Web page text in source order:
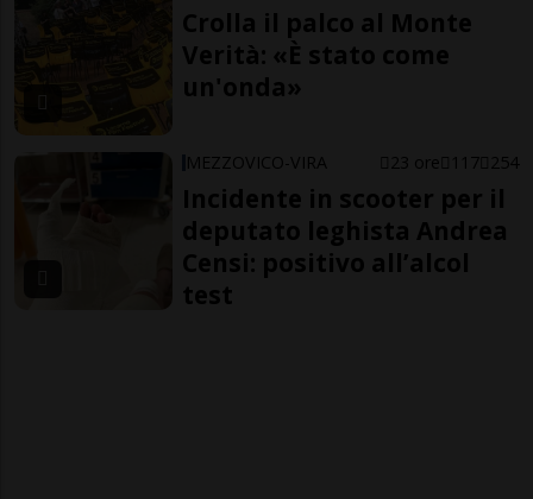
Crolla il palco al Monte
Verità: «È stato come
un'onda»
MEZZOVICO-VIRA 23 ore 117 254
Incidente in scooter per il
deputato leghista Andrea
Censi: positivo all’alcol
test